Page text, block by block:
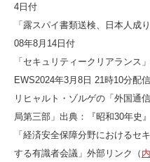
4日付
「露スパイ書類送検、日本人成
08年8月14日付
「セキュリティークリアランス
EWS2024年3月8日 21時10分配信
リヒャルト・ゾルゲの「外国通
局第三部」出典：『昭和30年史
「経済安全保障分野におけるセ
する有識者会議」外部リンク（